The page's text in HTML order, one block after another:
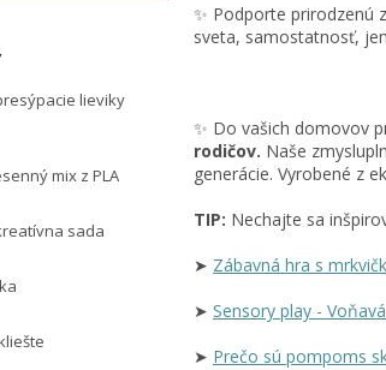
lieviky
mix z PLA
sada
✨ Podporte prirodzenú
sveta, samostatnosť,
✨ Do vašich domovov
rodičov. Naše
generácie. Vyrobené z
TIP: Nechajte sa
➤ Zábavná hra s
➤ Sensory play -
➤ Prečo sú pompoms